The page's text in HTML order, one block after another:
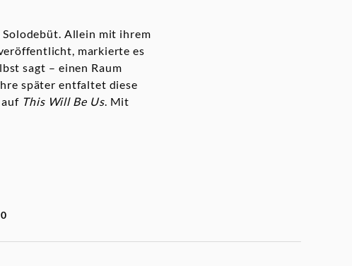
Solodebüt. Allein mit ihrem
markierte es
sagt – einen Raum
später entfaltet diese
This Will Be Us. Mit